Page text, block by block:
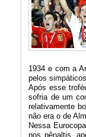
1934 e com a
pelos
Após esse
sofria de um
relativamente
não era o de
Nessa
nos pênaltis,